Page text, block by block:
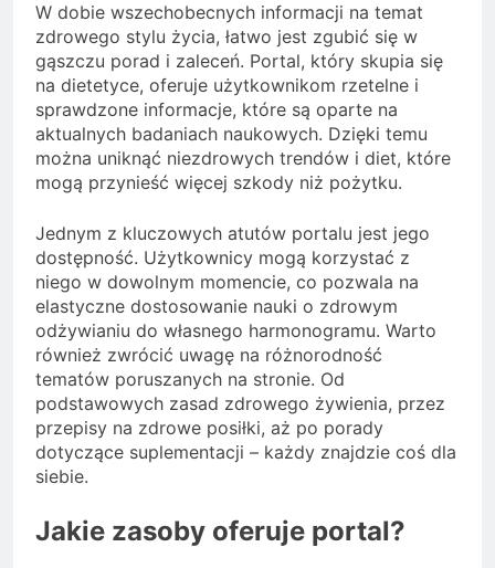
W dobie wszechobecnych informacji na temat
zdrowego stylu życia, łatwo jest zgubić się w
gąszczu porad i zaleceń. Portal, który skupia się
na dietetyce, oferuje użytkownikom rzetelne i
sprawdzone informacje, które są oparte na
aktualnych badaniach naukowych. Dzięki temu
można uniknąć niezdrowych trendów i diet, które
mogą przynieść więcej szkody niż pożytku.
Jednym z kluczowych atutów portalu jest jego
dostępność. Użytkownicy mogą korzystać z
niego w dowolnym momencie, co pozwala na
elastyczne dostosowanie nauki o zdrowym
odżywianiu do własnego harmonogramu. Warto
również zwrócić uwagę na różnorodność
tematów poruszanych na stronie. Od
podstawowych zasad zdrowego żywienia, przez
przepisy na zdrowe posiłki, aż po porady
dotyczące suplementacji – każdy znajdzie coś dla
siebie.
Jakie zasoby oferuje portal?